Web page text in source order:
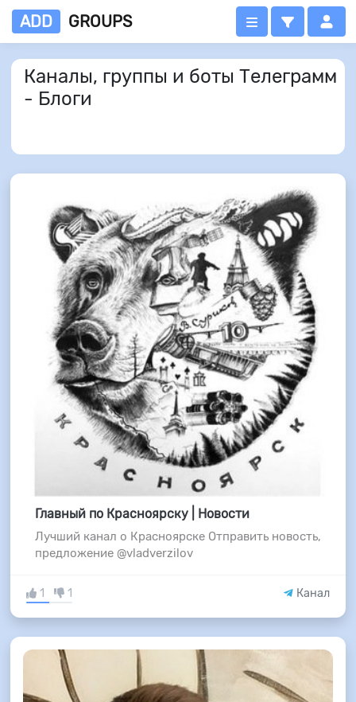
ADD GROUPS
Каналы, группы и боты Телеграмм
- Блоги
Главный по Красноярску | Новости
Лучший канал о Красноярске Отправить новость,
предложение @vladverzilov
1 1 Канал